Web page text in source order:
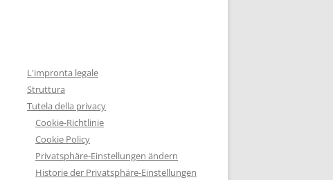
L'impronta legale
Struttura
Tutela della privacy
Cookie-Richtlinie
Cookie Policy
Privatsphäre-Einstellungen ändern
Historie der Privatsphäre-Einstellungen